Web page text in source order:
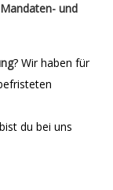
Mandaten- und
? Wir haben für
du bei uns